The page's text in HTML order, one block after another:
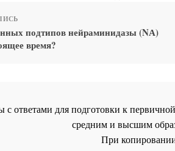
подтипов нейраминидазы (NА)
время?
с ответами для подготовки к
средним и высшим
При